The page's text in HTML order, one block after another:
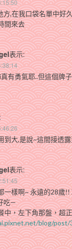
方,在我口袋名單中好
間來去
表示:
有勇氣耶..但這個牌
到大,是說~這間接透
表示:
一樣啊~ 永遠的28歲!!
吃—
中，左下角那盤，超
blog/post/